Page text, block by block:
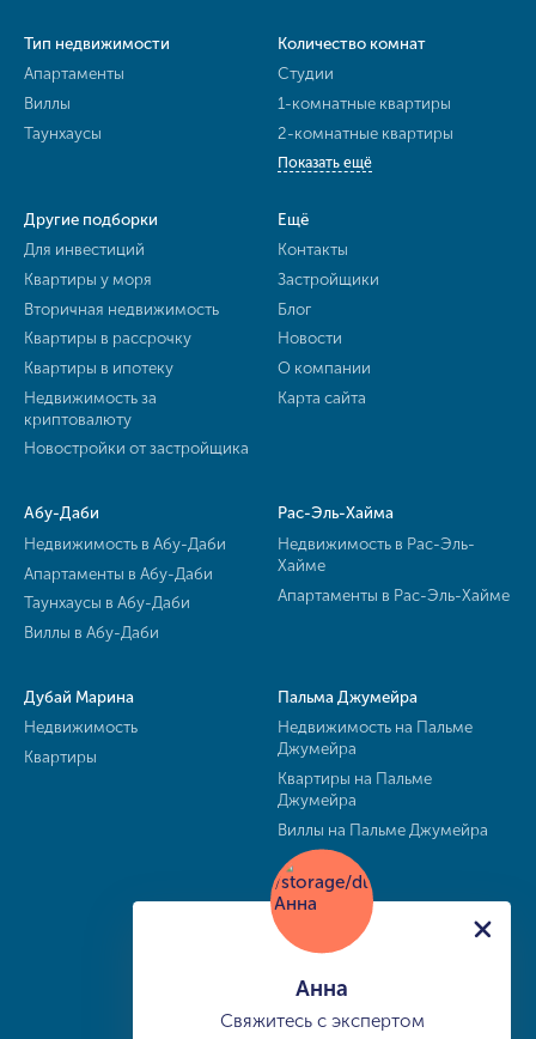
Тип недвижимости
Апартаменты
Виллы
Таунхаусы
Количество комнат
Студии
1-комнатные квартиры
2-комнатные квартиры
Показать ещё
Другие подборки
Для инвестиций
Квартиры у моря
Вторичная недвижимость
Квартиры в рассрочку
Квартиры в ипотеку
Недвижимость за
криптовалюту
Новостройки от застройщика
Ещё
Контакты
Застройщики
Блог
Новости
О компании
Карта сайта
Абу-Даби
Недвижимость в Абу-Даби
Апартаменты в Абу-Даби
Таунхаусы в Абу-Даби
Виллы в Абу-Даби
Рас-Эль-Хайма
Недвижимость в Рас-Эль-
Хайме
Апартаменты в Рас-Эль-Хайме
Дубай Марина
Недвижимость
Квартиры
Пальма Джумейра
Недвижимость на Пальме
Джумейра
Квартиры на Пальме
Джумейра
Виллы на Пальме Джумейра
Анна
Свяжитесь с экспертом